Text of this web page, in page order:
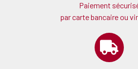
Paiement
par carte bancaire ou